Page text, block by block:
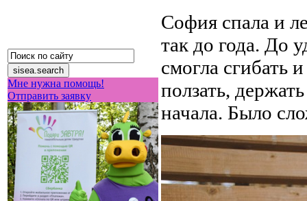
Мне нужна помощь!
Отправить заявку
София спала и
так до года. До
смогла сгибать
ползать,
начала. Было